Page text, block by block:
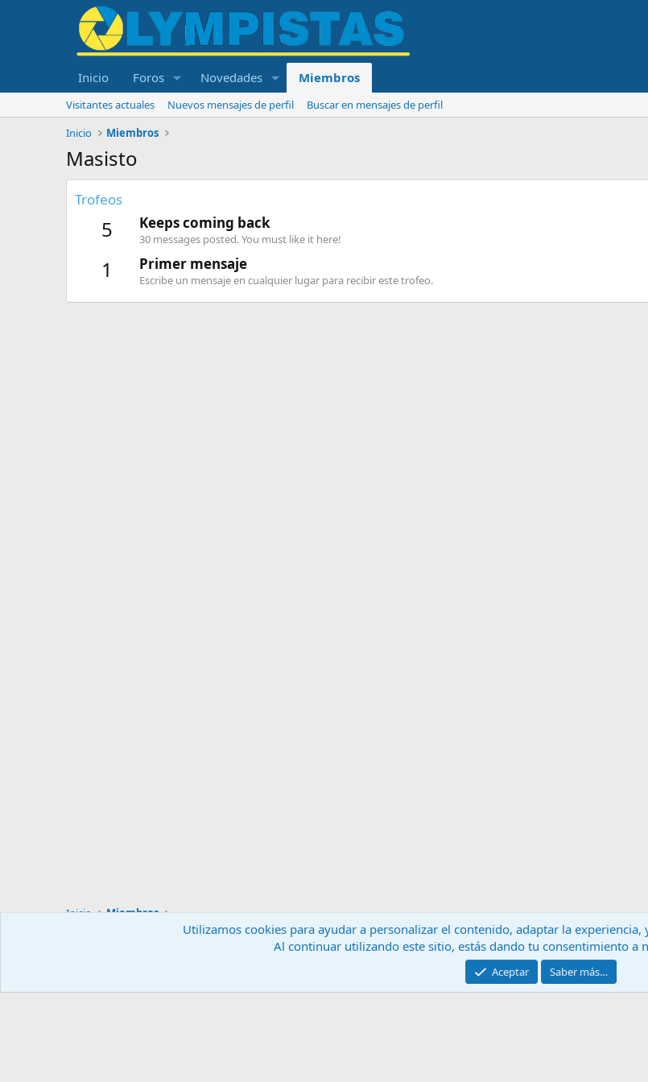
Inicio Foros Novedades Miembros
Visitantes actuales Nuevos mensajes de perfil
Buscar en mensajes de perfil
Inicio
Miembros
Masisto
Trofeos
5 Keeps coming back
30 messages posted. You must like it here!
1 Primer mensaje
Escribe un mensaje en cualquier lugar para recibir este trofeo.
Inicio Miembros
Community platform by XenForo® © 2010-2024 XenForo
Utilizamos cookies para ayudar a personalizar el contenido, adaptar la
Al continuar utilizando este sitio, estás dando tu consentimiento a
Aceptar Saber más…